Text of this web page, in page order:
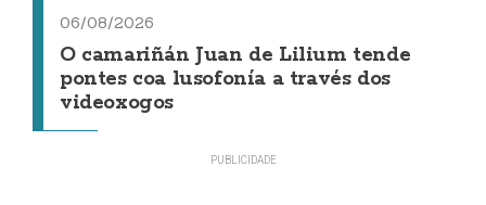
06/08/2026
O camariñán Juan de Lilium tende
pontes coa lusofonía a través dos
videoxogos